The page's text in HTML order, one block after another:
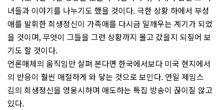
녀들과 이야기를 나누기도 했을 것이다. 극한 상황 하에서 부성
애를 발휘한 희생정신이 가족애를 다시금 일깨우는 계기가 되었
을 것이며, 무엇이 그들을 그런 상황까지 몰고 갔을지 되짚어 보
기도 할 것이다.
언론매체의 움직임만 살펴 본다면 한국에서보다 미국 현지에서
의 반응이 훨씬 애절하게 와 닿는 것으로 보인다. 연일 제임스
김의 희생정신을 영웅시하며 애도하는 특집 방송이 끊이질 않고
있다.